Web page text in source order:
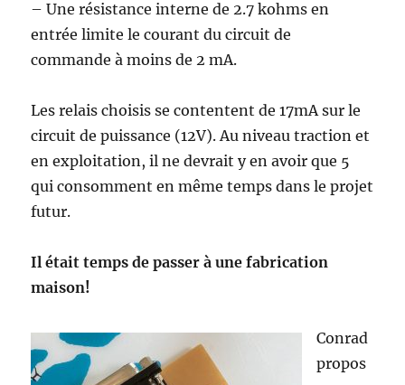
– Une résistance interne de 2.7 kohms en
entrée limite le courant du circuit de
commande à moins de 2 mA.
Les relais choisis se contentent de 17mA sur le
circuit de puissance (12V). Au niveau traction et
en exploitation, il ne devrait y en avoir que 5
qui consomment en même temps dans le projet
futur.
Il était temps de passer à une fabrication
maison!
Conrad
propos